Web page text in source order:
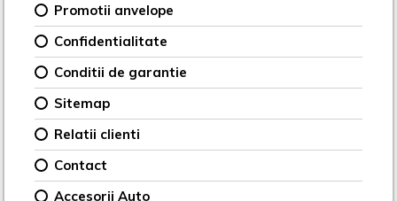
Promotii anvelope
Confidentialitate
Conditii de garantie
Sitemap
Relatii clienti
Contact
Accesorii Auto